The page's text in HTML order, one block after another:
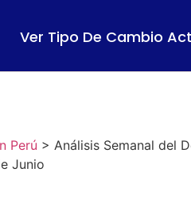
Ver Tipo De Cambio
Perú > Análisis Semanal del
Junio